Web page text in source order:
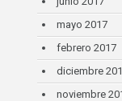
mayo 2017
febrero 2017
diciembre
noviembre